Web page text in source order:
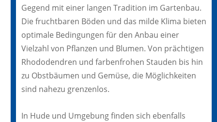
Gegend mit einer langen Tradition im Gartenbau.
Die fruchtbaren Böden und das milde Klima bieten
optimale Bedingungen für den Anbau einer
Vielzahl von Pflanzen und Blumen. Von prächtigen
Rhododendren und farbenfrohen Stauden bis hin
zu Obstbäumen und Gemüse, die Möglichkeiten
sind nahezu grenzenlos.
In Hude und Umgebung finden sich ebenfalls